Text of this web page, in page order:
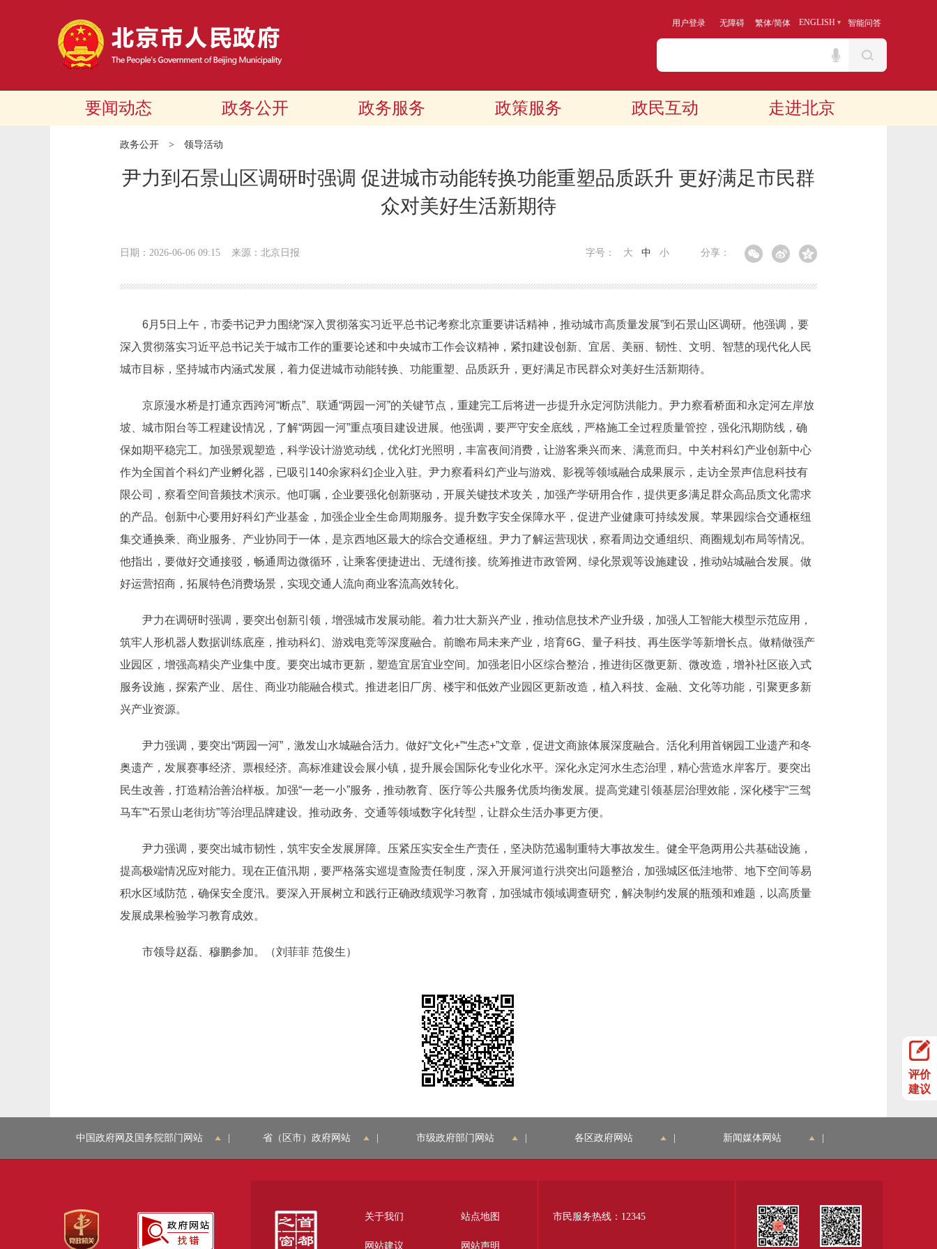
用户登录 无障碍 繁体/简体 ENGLISH 智能问答
要闻动态 政务公开 政务服务 政策服务 政民互动 走进北京
政务公开 > 领导活动
尹力到石景山区调研时强调 促进城市动能转换功能重塑品质跃升 更好满足市民群
众对美好生活新期待
日期：2026-06-06 09:15 来源：北京日报 分享：
字号： 大 中 小
6月5日上午，市委书记尹力围绕“深入贯彻落实习近平总书记考察北京重要讲话精神，推动城市高质量发展”到石景山区调研。他强调，要
深入贯彻落实习近平总书记关于城市工作的重要论述和中央城市工作会议精神，紧扣建设创新、宜居、美丽、韧性、文明、智慧的现代化人民
城市目标，坚持城市内涵式发展，着力促进城市动能转换、功能重塑、品质跃升，更好满足市民群众对美好生活新期待。
京原漫水桥是打通京西跨河“断点”、联通“两园一河”的关键节点，重建完工后将进一步提升永定河防洪能力。尹力察看桥面和永定河左岸放
坡、城市阳台等工程建设情况，了解“两园一河”重点项目建设进展。他强调，要严守安全底线，严格施工全过程质量管控，强化汛期防线，确
保如期平稳完工。加强景观塑造，科学设计游览动线，优化灯光照明，丰富夜间消费，让游客乘兴而来、满意而归。中关村科幻产业创新中心
作为全国首个科幻产业孵化器，已吸引140余家科幻企业入驻。尹力察看科幻产业与游戏、影视等领域融合成果展示，走访全景声信息科技有
限公司，察看空间音频技术演示。他叮嘱，企业要强化创新驱动，开展关键技术攻关，加强产学研用合作，提供更多满足群众高品质文化需求
的产品。创新中心要用好科幻产业基金，加强企业全生命周期服务。提升数字安全保障水平，促进产业健康可持续发展。苹果园综合交通枢纽
集交通换乘、商业服务、产业协同于一体，是京西地区最大的综合交通枢纽。尹力了解运营现状，察看周边交通组织、商圈规划布局等情况。
他指出，要做好交通接驳，畅通周边微循环，让乘客便捷进出、无缝衔接。统筹推进市政管网、绿化景观等设施建设，推动站城融合发展。做
好运营招商，拓展特色消费场景，实现交通人流向商业客流高效转化。
尹力在调研时强调，要突出创新引领，增强城市发展动能。着力壮大新兴产业，推动信息技术产业升级，加强人工智能大模型示范应用，
筑牢人形机器人数据训练底座，推动科幻、游戏电竞等深度融合。前瞻布局未来产业，培育6G、量子科技、再生医学等新增长点。做精做强产
业园区，增强高精尖产业集中度。要突出城市更新，塑造宜居宜业空间。加强老旧小区综合整治，推进街区微更新、微改造，增补社区嵌入式
服务设施，探索产业、居住、商业功能融合模式。推进老旧厂房、楼宇和低效产业园区更新改造，植入科技、金融、文化等功能，引聚更多新
兴产业资源。
尹力强调，要突出“两园一河”，激发山水城融合活力。做好“文化+”“生态+”文章，促进文商旅体展深度融合。活化利用首钢园工业遗产和冬
奥遗产，发展赛事经济、票根经济。高标准建设会展小镇，提升展会国际化专业化水平。深化永定河水生态治理，精心营造水岸客厅。要突出
民生改善，打造精治善治样板。加强“一老一小”服务，推动教育、医疗等公共服务优质均衡发展。提高党建引领基层治理效能，深化楼宇“三驾
马车”“石景山老街坊”等治理品牌建设。推动政务、交通等领域数字化转型，让群众生活办事更方便。
尹力强调，要突出城市韧性，筑牢安全发展屏障。压紧压实安全生产责任，坚决防范遏制重特大事故发生。健全平急两用公共基础设施，
提高极端情况应对能力。现在正值汛期，要严格落实巡堤查险责任制度，深入开展河道行洪突出问题整治，加强城区低洼地带、地下空间等易
积水区域防范，确保安全度汛。要深入开展树立和践行正确政绩观学习教育，加强城市领域调查研究，解决制约发展的瓶颈和难题，以高质量
发展成果检验学习教育成效。
市领导赵磊、穆鹏参加。（刘菲菲 范俊生）
评价
建议
中国政府网及国务院部门网站 省（区市）政府网站 市级政府部门网站 各区政府网站 新闻媒体网站
关于我们 站点地图
网站建议 网站声明
市民服务热线：12345